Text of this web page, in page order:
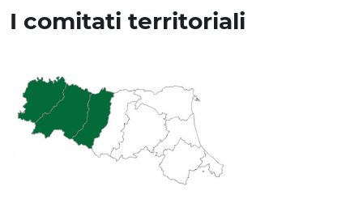
I comitati territoriali